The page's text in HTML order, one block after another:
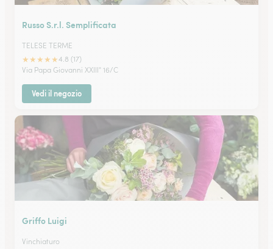
Russo S.r.l. Semplificata
TELESE TERME
★★★★★4.8 (17)
Via Papa Giovanni XXIII° 16/C
Vedi il negozio
Griffo Luigi
Vinchiaturo